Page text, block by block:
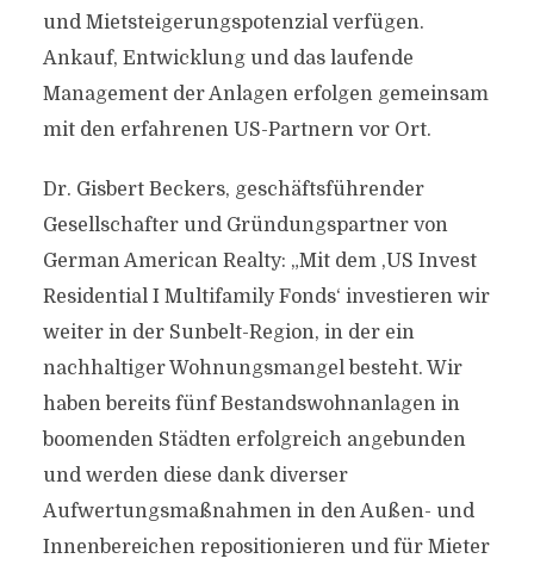
und Mietsteigerungspotenzial verfügen.
Ankauf, Entwicklung und das laufende
Management der Anlagen erfolgen gemeinsam
mit den erfahrenen US-Partnern vor Ort.
Dr. Gisbert Beckers, geschäftsführender
Gesellschafter und Gründungspartner von
German American Realty: „Mit dem ,US Invest
Residential I Multifamily Fonds‘ investieren wir
weiter in der Sunbelt-Region, in der ein
nachhaltiger Wohnungsmangel besteht. Wir
haben bereits fünf Bestandswohnanlagen in
boomenden Städten erfolgreich angebunden
und werden diese dank diverser
Aufwertungsmaßnahmen in den Außen- und
Innenbereichen repositionieren und für Mieter